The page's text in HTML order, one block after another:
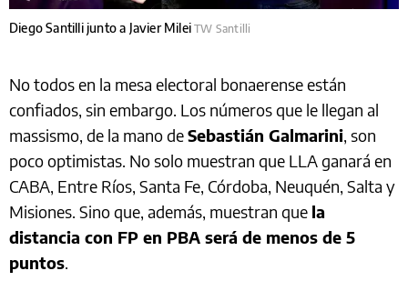
Diego Santilli junto a Javier MileiTW Santilli
No todos en la mesa electoral bonaerense están
confiados, sin embargo. Los números que le llegan al
massismo, de la mano deSebastián Galmarini , son
poco optimistas. No solo muestran que LLA ganará en
CABA, Entre Ríos, Santa Fe, Córdoba, Neuquén, Salta y
Misiones. Sino que, además, muestran que la
distancia con FP en PBA será de menos de 5
puntos